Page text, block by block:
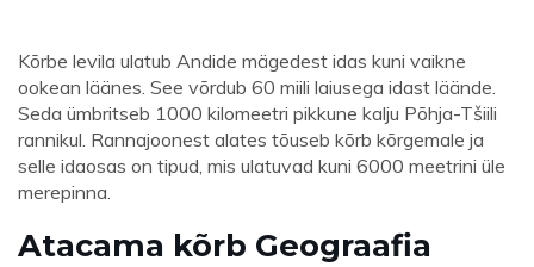
Kõrbe levila ulatub Andide mägedest idas kuni vaikne
ookean läänes. See võrdub 60 miili laiusega idast läände.
Seda ümbritseb 1000 kilomeetri pikkune kalju Põhja-Tšiili
rannikul. Rannajoonest alates tõuseb kõrb kõrgemale ja
selle idaosas on tipud, mis ulatuvad kuni 6000 meetrini üle
merepinna.
Atacama kõrb Geograafia